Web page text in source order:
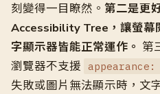
刻變得一目瞭然。 第二是更
Accessibility Tree，讓螢幕
字顯示器皆能正常運作。 第
瀏覽器不支援
失敗或圖片無法顯示時，文